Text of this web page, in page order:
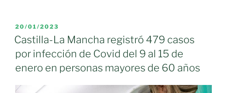
este
lunes
vacunación
sin
PUBLICADO
EL
20/01/2023
Castilla-La Mancha registró 479 casos
por infección de Covid del 9 al 15 de
enero en personas mayores de 60 años